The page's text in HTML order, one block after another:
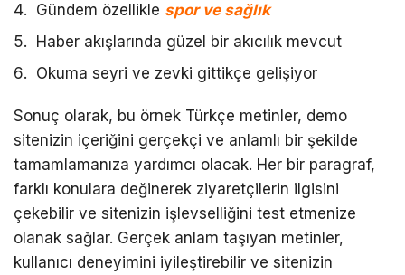
Gündem özellikle spor ve sağlık
Haber akışlarında güzel bir akıcılık mevcut
Okuma seyri ve zevki gittikçe gelişiyor
Sonuç olarak, bu örnek Türkçe metinler, demo
sitenizin içeriğini gerçekçi ve anlamlı bir şekilde
tamamlamanıza yardımcı olacak. Her bir paragraf,
farklı konulara değinerek ziyaretçilerin ilgisini
çekebilir ve sitenizin işlevselliğini test etmenize
olanak sağlar. Gerçek anlam taşıyan metinler,
kullanıcı deneyimini iyileştirebilir ve sitenizin